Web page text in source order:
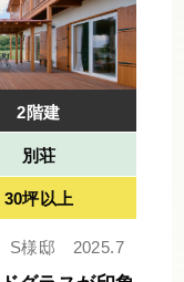
2階建
別荘
30坪以上
S様邸 2025.7